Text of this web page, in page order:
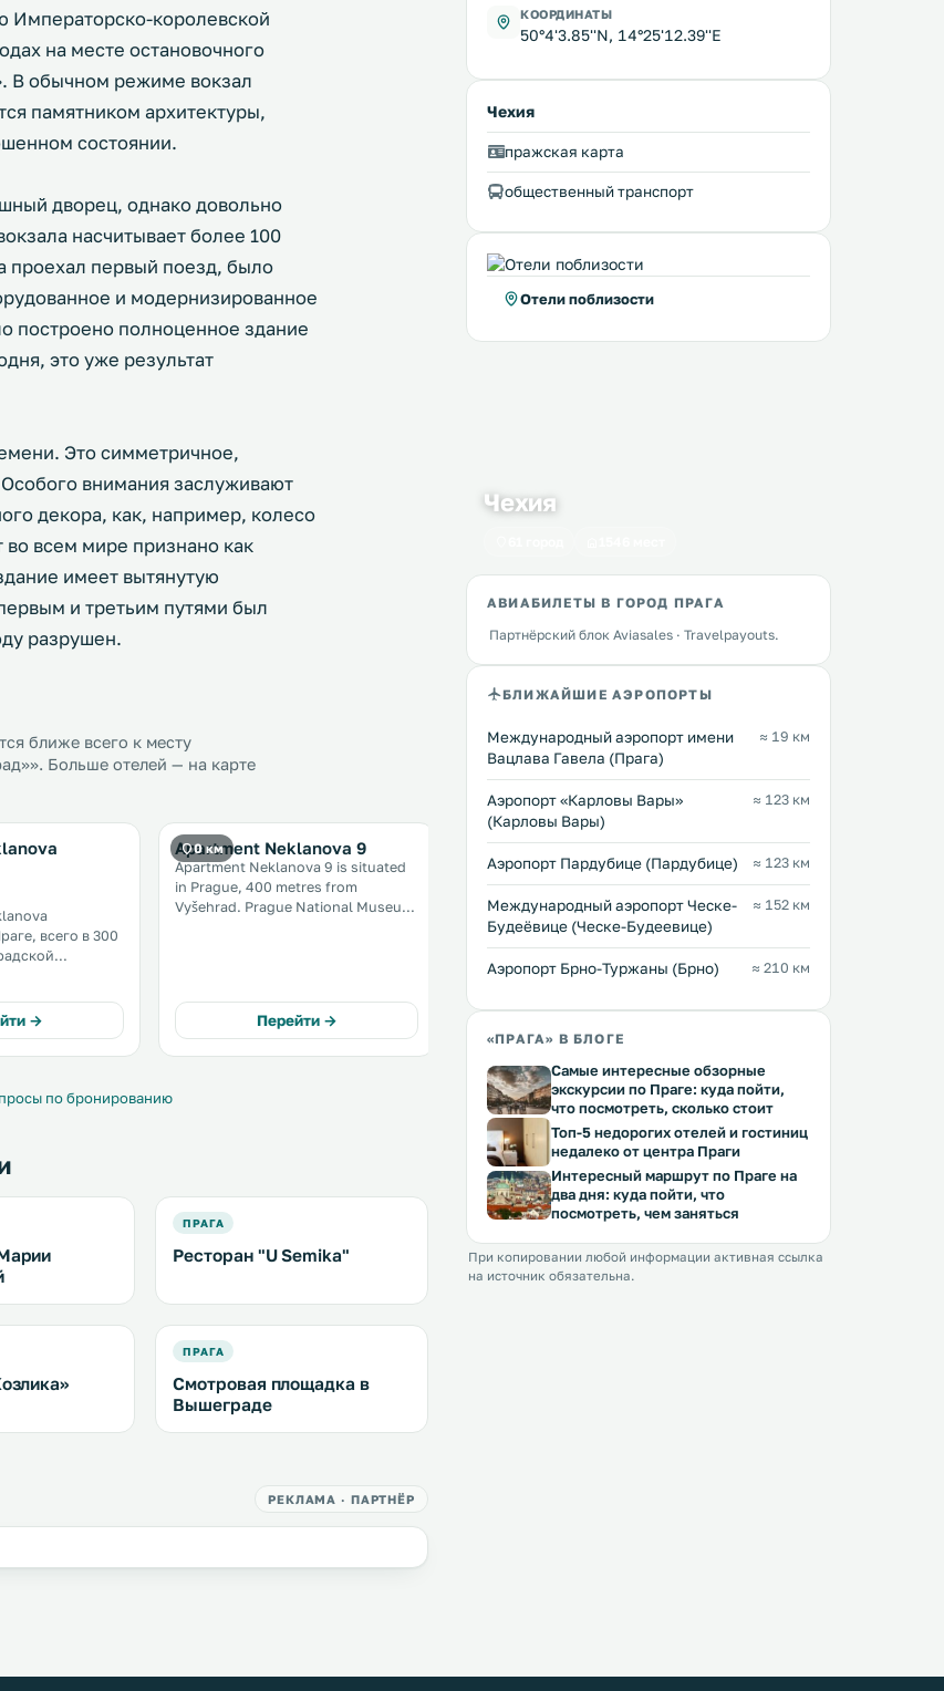
Императорско-королевской
на месте остановочного
В обычном режиме вокзал
памятником архитектуры,
состоянии.
дворец, однако довольно
насчитывает более 100
проехал первый поезд, было
и модернизированное
построено полноценное здание
это уже результат
Это симметричное,
внимания заслуживают
декора, как, например, колесо
всем мире признано как
имеет вытянутую
и третьим путями был
разрушен.
ближе всего к месту
Больше отелей — на карте
всего в 300
→
0 км
Apartment Neklanova 9
Apartment Neklanova 9 is situated
in Prague, 400 metres from
Vyšehrad. Prague National Museum
Перейти →
0 км
U Semika
36 … 149 $
Уютный семейный отель U Semika
расположен прямо у стен одного
памятников Чехии, крепости
номера располагают
современными удобствами,
в Интернет. .
0 км
Park Inn Hotel Prague
71 … 631 $
Праги, всего в
минутах ходьбы от реки
замка Вышеград. К услугам гостей
по бронированию
ПРАГА
Ресторан "U Semika"
ПРАГА
Смотровая площадка в
Вышеграде
РЕКЛАМА · ПАРТНЁР
КООРДИНАТЫ
50°4'3.85''N, 14°25'12.39''E
Чехия
пражская карта
общественный транспорт
Отели поблизости
Чехия
АВИАБИЛЕТЫ В ГОРОД ПРАГА
Партнёрский блок Aviasales · Travelpayouts.
БЛИЖАЙШИЕ АЭРОПОРТЫ
Международный аэропорт имени
Вацлава Гавела (Прага)
≈ 19 км
Аэропорт «Карловы Вары»
(Карловы Вары)
≈ 123 км
Аэропорт Пардубице (Пардубице) ≈ 123 км
Международный аэропорт Ческе-
Будеёвице (Ческе-Будеевице)
≈ 152 км
Аэропорт Брно-Туржаны (Брно) ≈ 210 км
«ПРАГА» В БЛОГЕ
Самые интересные обзорные
экскурсии по Праге: куда пойти,
что посмотреть, сколько стоит
Топ-5 недорогих отелей и гостиниц
недалеко от центра Праги
Интересный маршрут по Праге на
два дня: куда пойти, что
посмотреть, чем заняться
При копировании любой информации активная ссылка
на источник обязательна.